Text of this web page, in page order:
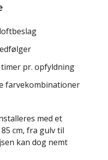
pr. opfyldning
farvekombinationer
med et
cm, fra gulv til
kan dog nemt